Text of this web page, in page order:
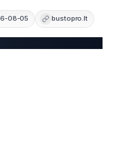
paieškoje pakilo į
todėl drąsiai
ieškantiems patikimų
08-05 bustopro.lt